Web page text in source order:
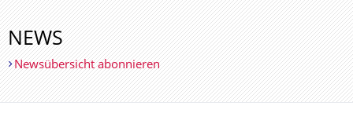
NEWS
Newsübersicht abonnieren